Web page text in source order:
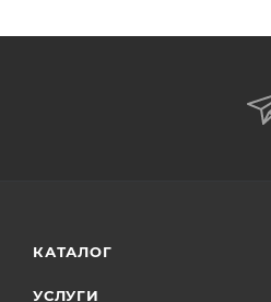
КАТАЛОГ
УСЛУГИ